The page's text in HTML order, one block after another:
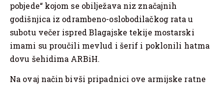
pobjede“ kojom se obilježava niz značajnih
godišnjica iz odrambeno-oslobodilačkog rata u
subotu večer ispred Blagajske tekije mostarski
imami su proučili mevlud i šerif i poklonili hatma
dovu šehidima ARBiH.
Na ovaj način bivši pripadnici ove armijske ratne